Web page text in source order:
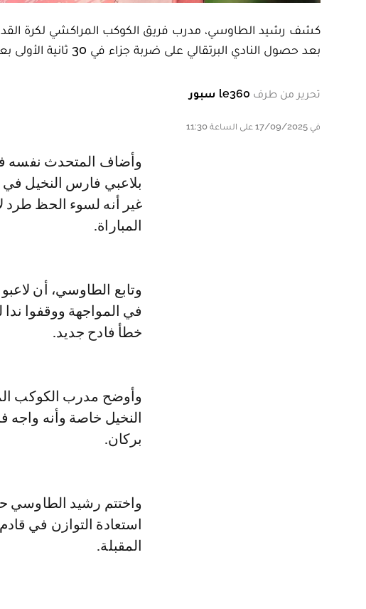
كشف رشيد الطاوسي، مدرب فريق الكوكب المراكشي لكرة
بعد حصول النادي البرتقالي على ضربة جزاء في 30 ثانية الأولى بعد خطأ فادح.
تحرير من طرف le360 سبور
في 17/09/2025 على الساعة 11:30
وأضاف المتحدث نفسه في تصريحات صحفية بعد نهاية المواجهة، أنه يفتخر
بلاعبي فارس النخيل في
غير أنه لسوء الحظ طرد
المباراة.
وتابع الطاوسي، أن
في المواجهة ووقفوا ندا
خطأ فادح جديد.
وأوضح مدرب الكوكب
النخيل خاصة وأنه واجه
بركان.
واختتم رشيد الطاوسي
استعادة التوازن في
المقبلة.